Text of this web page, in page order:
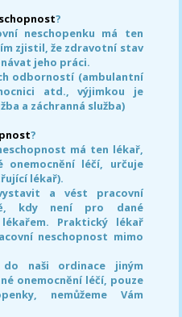
?
neschopenku má ten
zjistil, že zdravotní stav
jeho práci.
odborností (ambulantní
atd., výjimkou je
a záchranná služba)
?
má ten lékař,
léčí, určuje
lékař).
a vést pracovní
kdy není pro dané
Praktický lékař
neschopnost mimo
naši ordinace jiným
onemocnění léčí, pouze
nemůžeme Vám